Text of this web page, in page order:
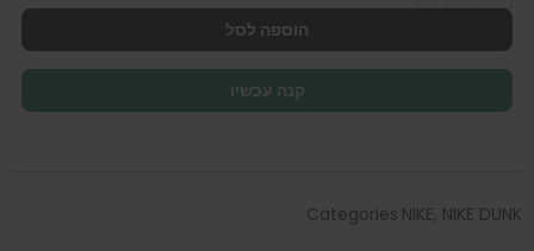
הוספה לסל
קנה עכשיו
Categories NIKE, NIKE DUNK